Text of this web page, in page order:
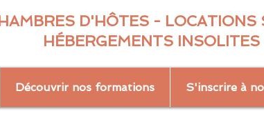
D'HÔTES -
HÉBERGEMENTS
Découvrir nos formations S'inscrire à